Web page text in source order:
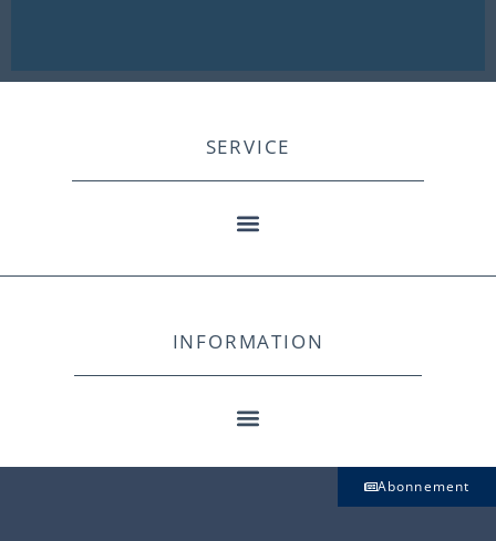
SERVICE
INFORMATION
Abonnement